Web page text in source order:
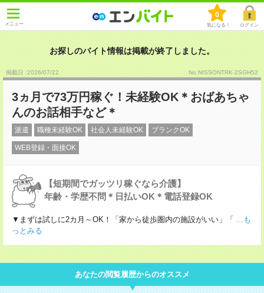
メニュー
0
気になる！ ログイン
お探しのバイト情報は掲載が終了しました。
掲載日 :2026/07/22 No.NISSONTRK-2SGH52
3ヵ月で73万円稼ぐ！未経験OK＊おばあちゃ
んのお話相手など＊
派遣 職種未経験OK 社会人未経験OK ブランクOK
WEB登録・面接OK
【短期間でガッツリ稼ぐなら介護】
年齢・学歴不問＊日払いOK＊電話登録OK
▼まずは試しに2カ月～OK！「家から徒歩圏内の施設がいい」「 ...も
っとみる
あなたの閲覧履歴からのオススメ